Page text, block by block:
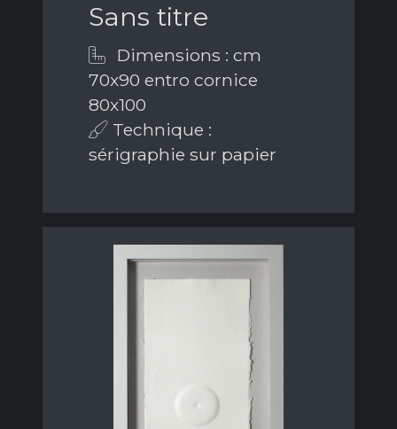
Sans titre
Dimensions : cm
70x90 entro cornice
80x100
Technique :
sérigraphie sur papier